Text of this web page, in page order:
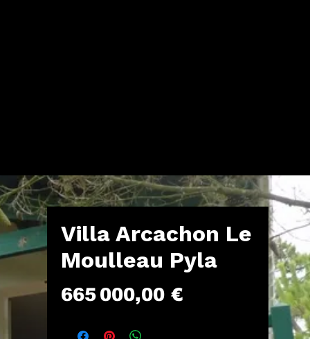
Villa Arcachon Le
Moulleau Pyla
665 000,00 €Prix